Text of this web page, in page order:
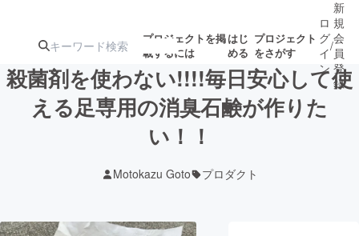
プロジェクトを掲
載するには
はじ
める
プロジェクト
をさがす
注目の新着プロ
募集終了が近いプ
ロ
グ
イ
ン
/
新
規
会
員
登
録
殺菌剤を使わない!!!!毎日安心して使
える足専用の消臭石鹸が作りた
い！！
Motokazu Goto プロダクト